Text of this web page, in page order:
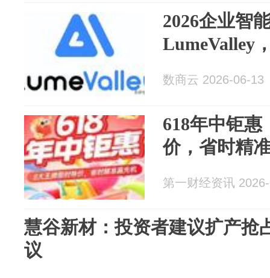
2026企业智
LumeValley
数商云 2026-06-13
618年中钜惠
价，省时精
第一财经资讯
慧谷新材：投资者建议扩产抢
议